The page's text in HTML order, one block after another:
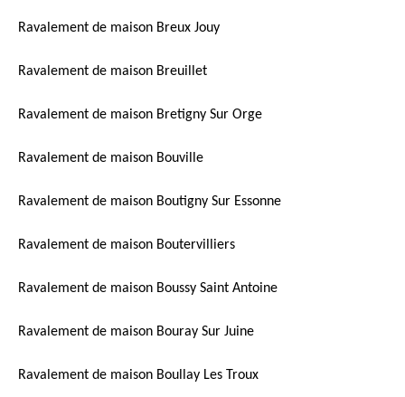
Ravalement de maison Breux Jouy
Ravalement de maison Breuillet
Ravalement de maison Bretigny Sur Orge
Ravalement de maison Bouville
Ravalement de maison Boutigny Sur Essonne
Ravalement de maison Boutervilliers
Ravalement de maison Boussy Saint Antoine
Ravalement de maison Bouray Sur Juine
Ravalement de maison Boullay Les Troux